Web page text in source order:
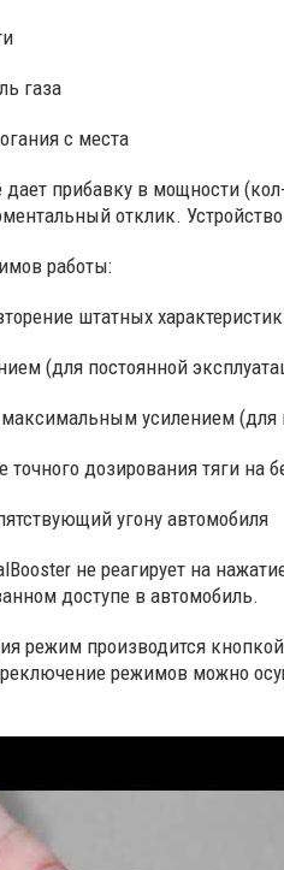
газа
с места
дает прибавку в мощности
отклик.
работы:
штатных
(для постоянной
усилением (для
точного дозирования тяги на
угону автомобиля
не реагирует на
доступе в автомобиль.
режим производится
режимов можно